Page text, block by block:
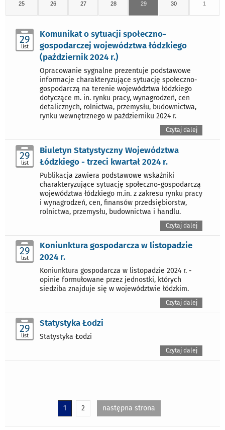
25 26 27 28 29 30 1
29
list
Komunikat o sytuacji społeczno-
gospodarczej województwa łódzkiego
(październik 2024 r.)
Opracowanie sygnalne prezentuje podstawowe
informacje charakteryzujące sytuację społeczno-
gospodarczą na terenie województwa łódzkiego
dotyczące m. in. rynku pracy, wynagrodzeń, cen
detalicznych, rolnictwa, przemysłu, budownictwa,
rynku wewnętrznego w październiku 2024 r.
Czytaj dalej
29
list
Biuletyn Statystyczny Województwa
Łódzkiego - trzeci kwartał 2024 r.
Publikacja zawiera podstawowe wskaźniki
charakteryzujące sytuację społeczno-gospodarczą
województwa łódzkiego m.in. z zakresu rynku pracy
i wynagrodzeń, cen, finansów przedsiębiorstw,
rolnictwa, przemysłu, budownictwa i handlu.
Czytaj dalej
29
list
Koniunktura gospodarcza w listopadzie
2024 r.
Koniunktura gospodarcza w listopadzie 2024 r. -
opinie formułowane przez jednostki, których
siedziba znajduje się w województwie łódzkim.
Czytaj dalej
29
list
Statystyka Łodzi
Statystyka Łodzi
Czytaj dalej
1 2 następna strona